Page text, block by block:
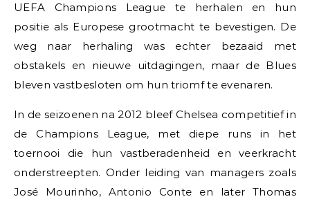
UEFA Champions League te herhalen en hun
positie als Europese grootmacht te bevestigen. De
weg naar herhaling was echter bezaaid met
obstakels en nieuwe uitdagingen, maar de Blues
bleven vastbesloten om hun triomf te evenaren.
In de seizoenen na 2012 bleef Chelsea competitief in
de Champions League, met diepe runs in het
toernooi die hun vastberadenheid en veerkracht
onderstreepten. Onder leiding van managers zoals
José Mourinho, Antonio Conte en later Thomas